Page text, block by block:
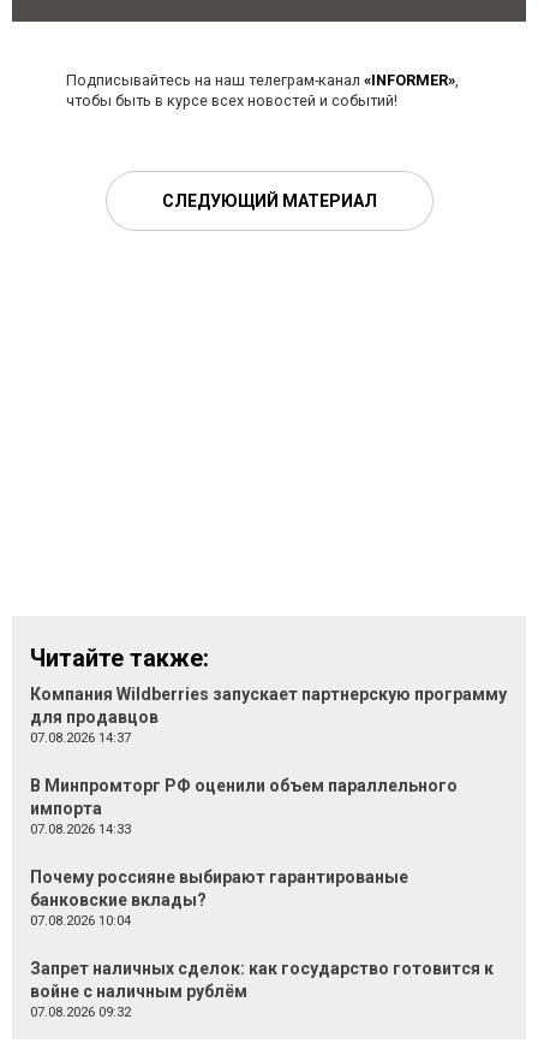
Подписывайтесь на наш телеграм-канал «INFORMER»,
чтобы быть в курсе всех новостей и событий!
СЛЕДУЮЩИЙ МАТЕРИАЛ
Читайте также:
Компания Wildberries запускает партнерскую программу
для продавцов
07.08.2026 14:37
В Минпромторг РФ оценили объем параллельного
импорта
07.08.2026 14:33
Почему россияне выбирают гарантированые
банковские вклады?
07.08.2026 10:04
Запрет наличных сделок: как государство готовится к
войне с наличным рублём
07.08.2026 09:32